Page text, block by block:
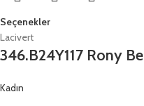
Seçenekler
Lacivert
346.B24Y117 Rony
Kadın